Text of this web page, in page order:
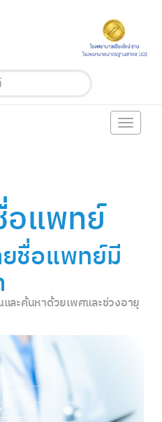
Toggle
อแพทย์
ยชื่อแพทย์มี
ละค้นหาด้วยเพศและช่วงอายุ